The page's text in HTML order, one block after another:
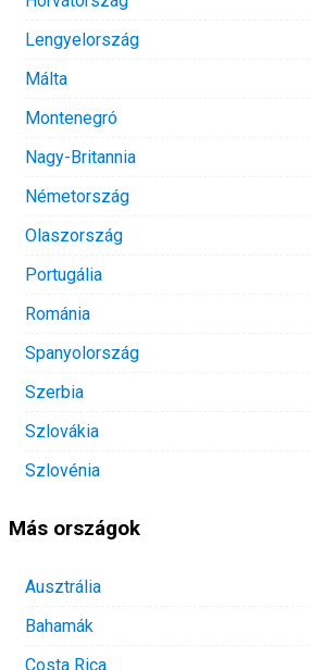
Lengyelország
Málta
Montenegró
Nagy-Britannia
Németország
Olaszország
Portugália
Románia
Spanyolország
Szerbia
Szlovákia
Szlovénia
Más országok
Ausztrália
Bahamák
Costa Rica